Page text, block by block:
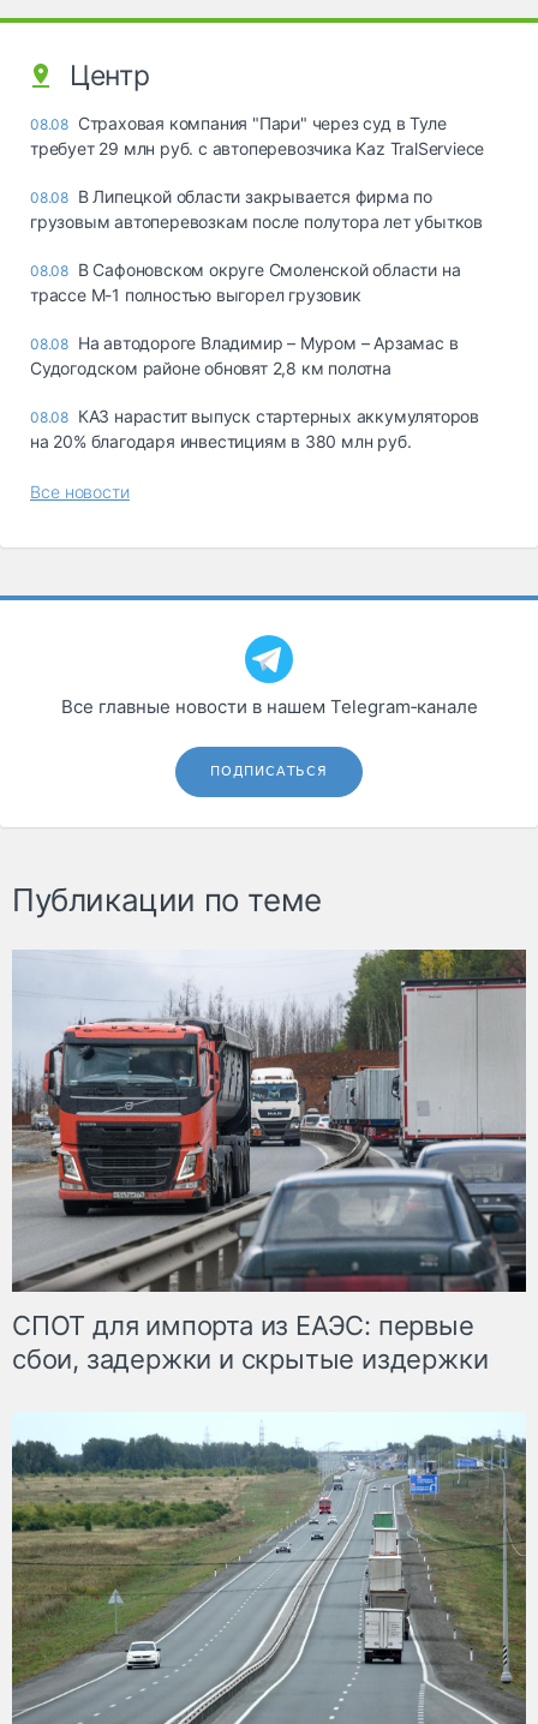
Центр
08.08 Страховая компания "Пари" через суд в Туле
требует 29 млн руб. с автоперевозчика Kaz TralServiece
08.08 В Липецкой области закрывается фирма по
грузовым автоперевозкам после полутора лет убытков
08.08 В Сафоновском округе Смоленской области на
трассе М-1 полностью выгорел грузовик
08.08 На автодороге Владимир – Муром – Арзамас в
Судогодском районе обновят 2,8 км полотна
08.08 КАЗ нарастит выпуск стартерных аккумуляторов
на 20% благодаря инвестициям в 380 млн руб.
Все новости
Все главные новости в нашем Telegram‑канале
ПОДПИСАТЬСЯ
Публикации по теме
СПОТ для импорта из ЕАЭС: первые
сбои, задержки и скрытые издержки